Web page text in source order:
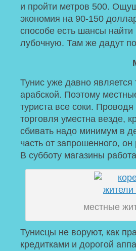
и пройти метров 500.
экономия на 90-150
способе есть шансы
лубочную. Там же дадут
Тунис уже давно является
арабской. Поэтому
туриста все соки.
торговля уместна везде,
сбивать надо минимум в
часть от запрошенного,
В субботу магазины
местные
Тунисцы не воруют, как
кредитками и дорогой